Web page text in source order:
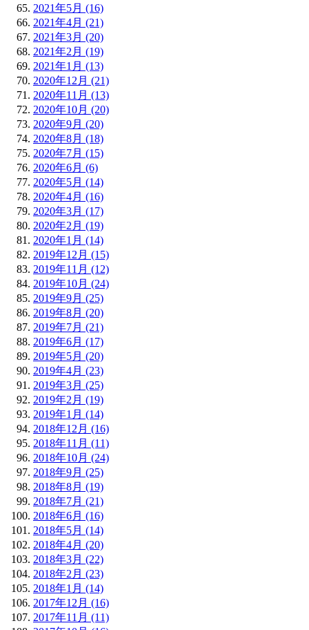
2021年5月 (16)
2021年4月 (21)
2021年3月 (20)
2021年2月 (19)
2021年1月 (13)
2020年12月 (21)
2020年11月 (13)
2020年10月 (20)
2020年9月 (20)
2020年8月 (18)
2020年7月 (15)
2020年6月 (6)
2020年5月 (14)
2020年4月 (16)
2020年3月 (17)
2020年2月 (19)
2020年1月 (14)
2019年12月 (15)
2019年11月 (12)
2019年10月 (24)
2019年9月 (25)
2019年8月 (20)
2019年7月 (21)
2019年6月 (17)
2019年5月 (20)
2019年4月 (23)
2019年3月 (25)
2019年2月 (19)
2019年1月 (14)
2018年12月 (16)
2018年11月 (11)
2018年10月 (24)
2018年9月 (25)
2018年8月 (19)
2018年7月 (21)
2018年6月 (16)
2018年5月 (14)
2018年4月 (20)
2018年3月 (22)
2018年2月 (23)
2018年1月 (14)
2017年12月 (16)
2017年11月 (11)